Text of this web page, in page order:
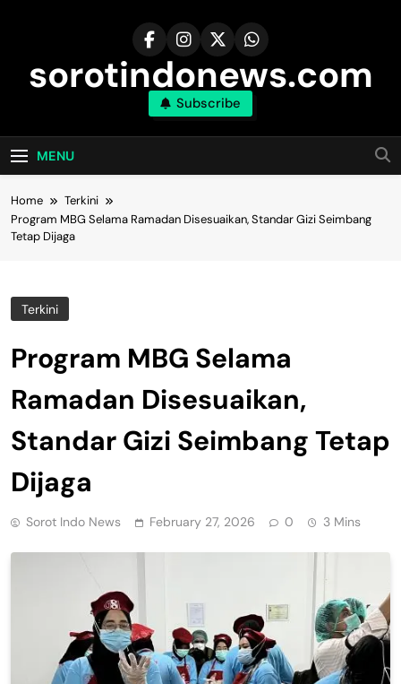
sorotindonews.com
Subscribe
MENU
Home
Terkini
Program MBG Selama Ramadan Disesuaikan, Standar Gizi Seimbang
Tetap Dijaga
Terkini
Program MBG Selama
Ramadan Disesuaikan,
Standar Gizi Seimbang Tetap
Dijaga
Sorot Indo News February 27, 2026 0 3 Mins